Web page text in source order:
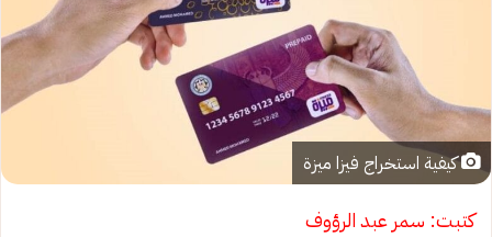
كيفية استخراج فيزا ميزة
كتبت: سمر عبد الرؤوف